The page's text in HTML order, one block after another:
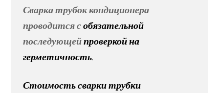
Сварка трубок кондиционера
проводится собязательной
последующейпроверкой на
герметичность.
Стоимость сварки трубки